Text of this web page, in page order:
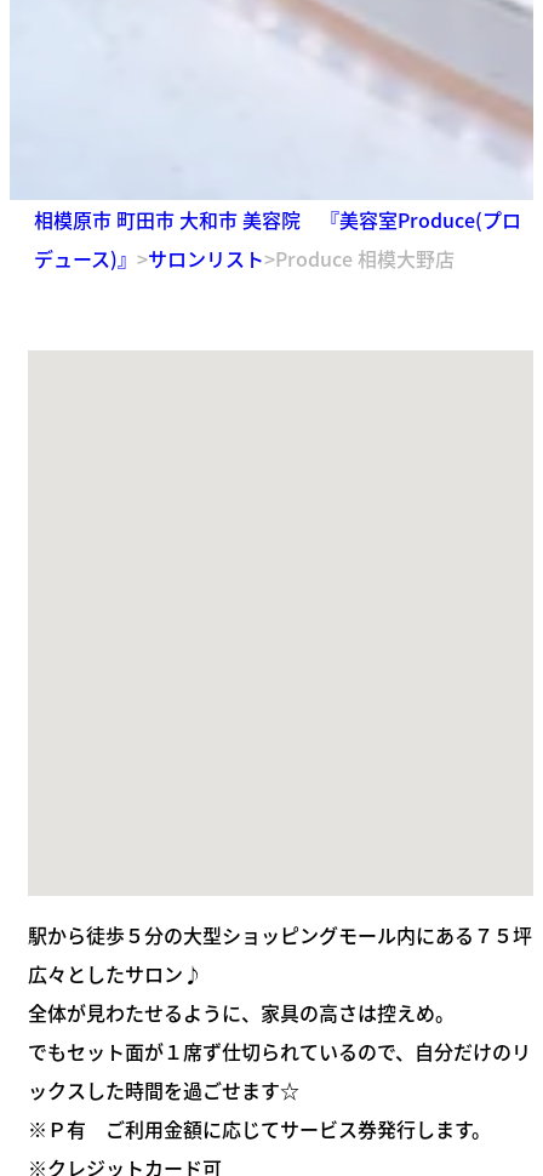
相模原市 町田市 大和市 美容院 『美容室Produce(プロ
デュース)』 >サロンリスト>Produce 相模大野店
駅から徒歩５分の大型ショッピングモール内にある７５坪
広々としたサロン♪
全体が見わたせるように、家具の高さは控えめ。
でもセット面が１席ず仕切られているので、自分だけのリ
ックスした時間を過ごせます☆
※Ｐ有 ご利用金額に応じてサービス券発行します。
※クレジットカード可